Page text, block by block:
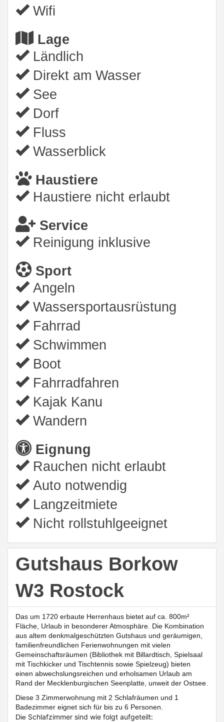
Wifi
Lage
Ländlich
Direkt am Wasser
See
Dorf
Fluss
Wasserblick
Haustiere
Haustiere nicht erlaubt
Service
Reinigung inklusive
Sport
Angeln
Wassersportausrüstung
Fahrrad
Schwimmen
Boot
Fahrradfahren
Kajak Kanu
Wandern
Eignung
Rauchen nicht erlaubt
Auto notwendig
Langzeitmiete
Nicht rollstuhlgeeignet
Gutshaus Borkow
W3 Rostock
Das um 1720 erbaute Herrenhaus bietet auf ca. 800m²
Fläche, Urlaub in besonderer Atmosphäre. Die Kombination
aus altem denkmalgeschützten Gutshaus und geräumigen,
familienfreundlichen Ferienwohnungen mit vielen
Gemeinschaftsräumen (Bibliothek mit Billardtisch, Spielsaal
mit Tischkicker und Tischtennis sowie Spielzeug) bieten
einen abwechslungsreichen und erholsamen Urlaub am
Rand der Mecklenburgischen Seenplatte, unweit der Ostsee.
Diese 3 Zimmerwohnung mit 2 Schlafräumen und 1
Badezimmer eignet sich für bis zu 6 Personen.
Die Schlafzimmer sind wie folgt aufgeteilt: